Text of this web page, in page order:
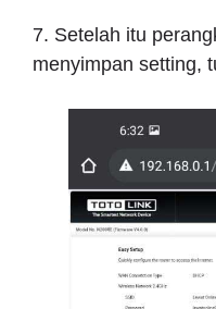
7. Setelah itu
menyimpan setting,